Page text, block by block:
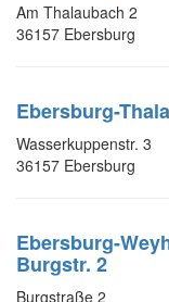
Am Thalaubach 2
36157 Ebersburg
Ebersburg-
Wasserkuppenstr. 3
36157 Ebersburg
Ebersburg-
Burgstr. 2
Burgstraße 2